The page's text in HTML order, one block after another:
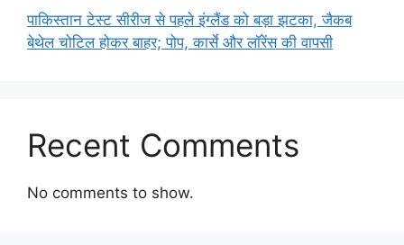
पाकिस्तान टेस्ट सीरीज से पहले इंग्लैंड को बड़ा झटका, जैकब
बेथेल चोटिल होकर बाहर; पोप, कार्से और लॉरेंस की वापसी
Recent Comments
No comments to show.